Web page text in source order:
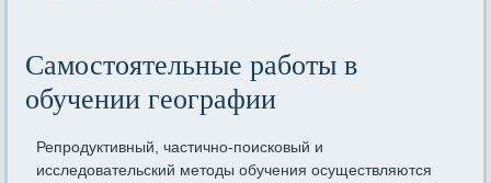
Самостоятельные работы в
обучении географии
Репродуктивный, частично-поисковый и
исследовательский методы обучения осуществляются